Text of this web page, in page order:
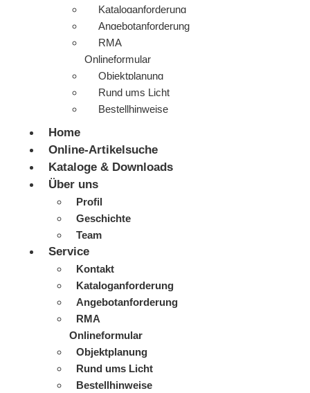
Kataloganforderung
Angebotanforderung
RMA
Onlineformular
Objektplanung
Rund ums Licht
Bestellhinweise
Home
Online-Artikelsuche
Kataloge & Downloads
Über uns
Profil
Geschichte
Team
Service
Kontakt
Kataloganforderung
Angebotanforderung
RMA
Onlineformular
Objektplanung
Rund ums Licht
Bestellhinweise